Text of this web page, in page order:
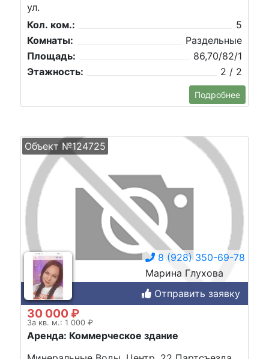
ул.
Кол. ком.:
5
Комнаты:
Раздельные
Площадь:
86,70/82/1
Этажность:
2 / 2
Подробнее
Объект №124725
8 (928) 350-69-78
Марина Глухова
Отправить заявку
30 000 ₽
За кв. м.: 1 000 ₽
Аренда: Коммерческое здание